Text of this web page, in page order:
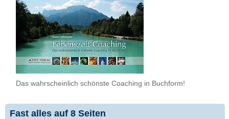
Das wahrscheinlich schönste Coaching in Buchform!
Fast alles auf 8 Seiten